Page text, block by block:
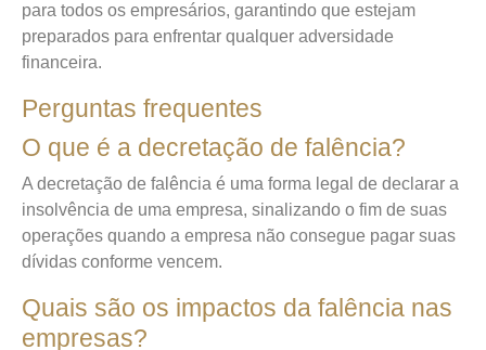
para todos os empresários, garantindo que estejam
preparados para enfrentar qualquer adversidade
financeira.
Perguntas frequentes
O que é a decretação de falência?
A decretação de falência é uma forma legal de declarar a
insolvência de uma empresa, sinalizando o fim de suas
operações quando a empresa não consegue pagar suas
dívidas conforme vencem.
Quais são os impactos da falência nas
empresas?